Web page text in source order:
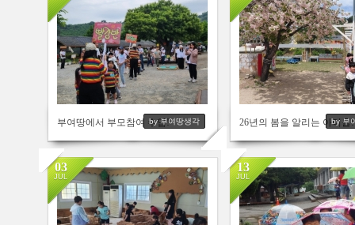
부여땅에서 부모참여 수업!by 부여땅생각
898
26년의 봄을 알리는 아이들!
by 부
817
03
JUL
2454
13
JUL
5264